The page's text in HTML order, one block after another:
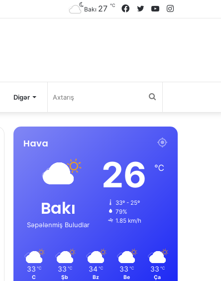
YouTube
Twitter
Facebook
Bakı 27 ℃
Digər Axtarış
Hava
Bakı
Səpələnmiş Buludlar
26 ℃
33º - 25º
79%
1.85 km/h
33 ℃
C
33 ℃
Şb
34 ℃
Bz
33 ℃
Be
33 ℃
Ça